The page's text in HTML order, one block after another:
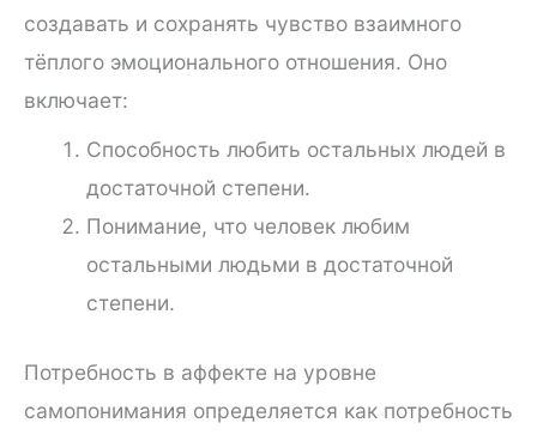
создавать и сохранять чувство взаимного
тёплого эмоционального отношения. Оно
включает:
Способность любить остальных людей в
достаточной степени.
Понимание, что человек любим
остальными людьми в достаточной
степени.
Потребность в аффекте на уровне
самопонимания определяется как потребность